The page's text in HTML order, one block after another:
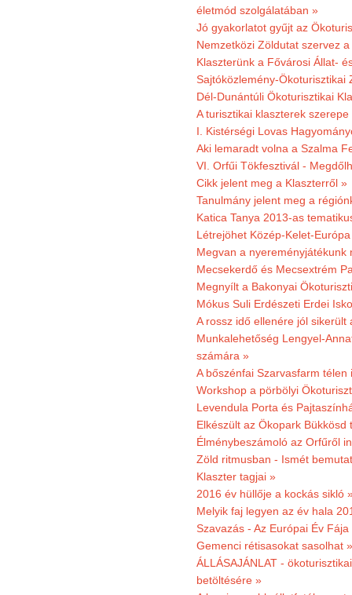
életmód szolgálatában »
Jó gyakorlatot gyűjt az
Nemzetközi Zöldutat szervez
Klaszterünk a Fővárosi Állat-
Sajtóközlemény-Ökoturisztikai
Dél-Dunántúli Ökoturisztikai
A turisztikai klaszterek
I. Kistérségi Lovas
Aki lemaradt volna a Szalma
VI. Orfűi Tökfesztivál -
Cikk jelent meg a Klaszterről »
Tanulmány jelent meg a
Katica Tanya 2013-as
Létrejöhet Közép-Kelet-
Megvan a nyereményjátékunk
Mecsekerdő és Mecsextrém
Megnyílt a Bakonyai
Mókus Suli Erdészeti Erdei
A rossz idő ellenére jól sikerült
Munkalehetőség Lengyel-
számára »
A bőszénfai Szarvasfarm
Workshop a pörbölyi
Levendula Porta és
Elkészült az Ökopark
Élménybeszámoló az Orfűről
Zöld ritmusban - Ismét
Klaszter tagjai »
2016 év hüllője a kockás sikló
Melyik faj legyen az év hala
Szavazás - Az Európai Év
Gemenci rétisasokat sasolhat »
ÁLLÁSAJÁNLAT -
betöltésére »